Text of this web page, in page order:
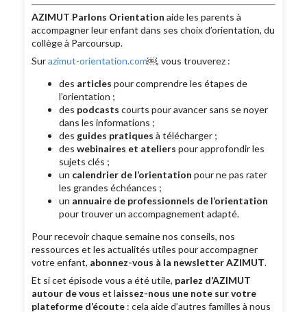
AZIMUT Parlons Orientation aide les parents à
accompagner leur enfant dans ses choix d’orientation, du
collège à Parcoursup.
Surazimut-orientation.com￼, vous trouverez :
des articles pour comprendre les étapes de
l’orientation ;
des podcasts courts pour avancer sans se noyer
dans les informations ;
des guides pratiques à télécharger ;
deswebinaires et ateliers pour approfondir les
sujets clés ;
un calendrier de l’orientation pour ne pas rater
les grandes échéances ;
un annuaire de professionnels de l’orientation
pour trouver un accompagnement adapté.
Pour recevoir chaque semaine nos conseils, nos
ressources et les actualités utiles pour accompagner
votre enfant, abonnez-vous à la newsletter AZIMUT.
Et si cet épisode vous a été utile, parlez d’AZIMUT
autour de vous et laissez-nous une note sur votre
plateforme d’écoute : cela aide d’autres familles à nous